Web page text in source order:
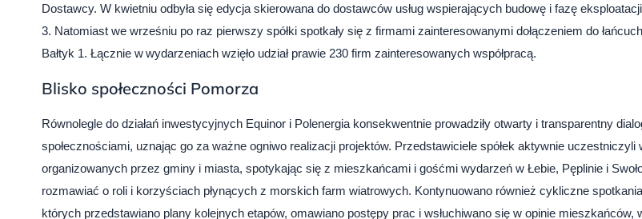
Dostawcy. W kwietniu odbyła się edycja skierowana do dostawców usług wspierających budowę i fazę
3. Natomiast we wrześniu po raz pierwszy spółki spotkały się z firmami zainteresowanymi dołączeniem do
Bałtyk 1. Łącznie w wydarzeniach wzięło udział prawie 230 firm zainteresowanych współpracą.
Blisko społeczności Pomorza
Równolegle do działań inwestycyjnych Equinor i Polenergia konsekwentnie prowadziły otwarty i transparentny
społecznościami, uznając go za ważne ogniwo realizacji projektów. Przedstawiciele spółek aktywnie uczestniczyli
organizowanych przez gminy i miasta, spotykając się z mieszkańcami i gośćmi wydarzeń w Łebie, Pęplinie i
rozmawiać o roli i korzyściach płynących z morskich farm wiatrowych. Kontynuowano również cykliczne
których przedstawiano plany kolejnych etapów, omawiano postępy prac i wsłuchiwano się w opinie mieszkańców,